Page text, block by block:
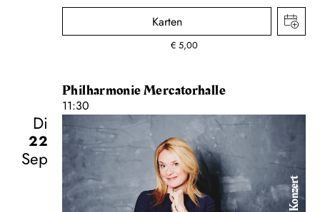
Karten
€ 5,00
Philharmonie Mercatorhalle
11:30
Di
22
Sep
Konzert